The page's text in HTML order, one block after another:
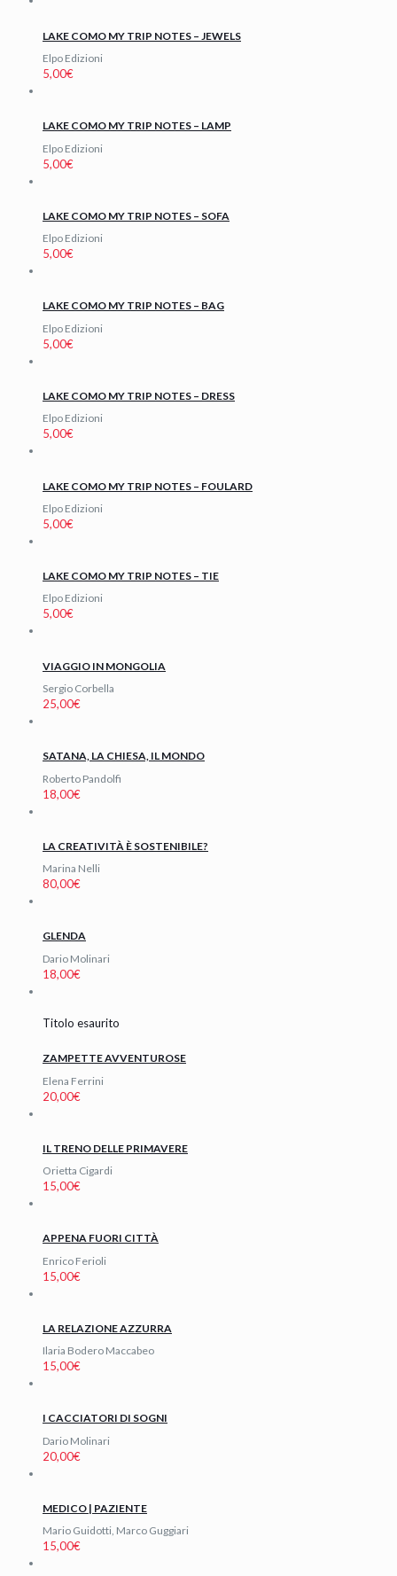
LAKE COMO MY TRIP NOTES – JEWELS
Elpo Edizioni
5,00€
LAKE COMO MY TRIP NOTES – LAMP
Elpo Edizioni
5,00€
LAKE COMO MY TRIP NOTES – SOFA
Elpo Edizioni
5,00€
LAKE COMO MY TRIP NOTES – BAG
Elpo Edizioni
5,00€
LAKE COMO MY TRIP NOTES – DRESS
Elpo Edizioni
5,00€
LAKE COMO MY TRIP NOTES – FOULARD
Elpo Edizioni
5,00€
LAKE COMO MY TRIP NOTES – TIE
Elpo Edizioni
5,00€
VIAGGIO IN MONGOLIA
Sergio Corbella
25,00€
SATANA, LA CHIESA, IL MONDO
Roberto Pandolfi
18,00€
LA CREATIVITÀ È SOSTENIBILE?
Marina Nelli
80,00€
GLENDA
Dario Molinari
18,00€
Titolo esaurito
ZAMPETTE AVVENTUROSE
Elena Ferrini
20,00€
IL TRENO DELLE PRIMAVERE
Orietta Cigardi
15,00€
APPENA FUORI CITTÀ
Enrico Ferioli
15,00€
LA RELAZIONE AZZURRA
Ilaria Bodero Maccabeo
15,00€
I CACCIATORI DI SOGNI
Dario Molinari
20,00€
MEDICO | PAZIENTE
Mario Guidotti, Marco Guggiari
15,00€